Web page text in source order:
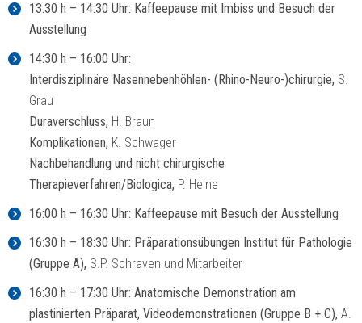
13:30 h – 14:30 Uhr: Kaffeepause mit Imbiss und Besuch der
Ausstellung
14:30 h – 16:00 Uhr:
Interdisziplinäre Nasennebenhöhlen- (Rhino-Neuro-)chirurgie, S.
Grau
Duraverschluss, H. Braun
Komplikationen, K. Schwager
Nachbehandlung und nicht chirurgische
Therapieverfahren/Biologica, P. Heine
16:00 h – 16:30 Uhr: Kaffeepause mit Besuch der Ausstellung
16:30 h – 18:30 Uhr: Präparationsübungen Institut für Pathologie
(Gruppe A), S.P. Schraven und Mitarbeiter
16:30 h – 17:30 Uhr: Anatomische Demonstration am
plastinierten Präparat, Videodemonstrationen (Gruppe B + C), A.